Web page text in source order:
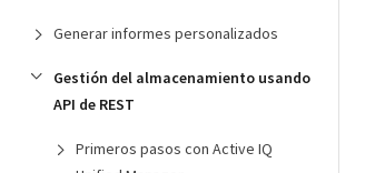
Generar informes personalizados
Gestión del almacenamiento usando
API de REST
Primeros pasos con Active IQ